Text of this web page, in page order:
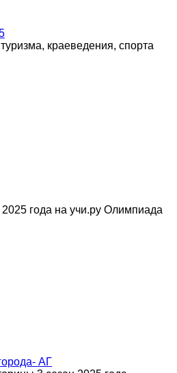
краеведения, спорта
года на учи.ру Олимпиада
АГ